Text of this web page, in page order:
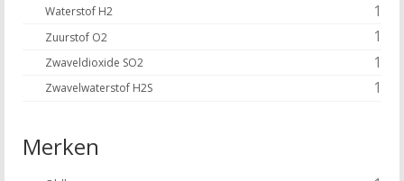
Waterstof H2 1
Zuurstof O2 1
Zwaveldioxide SO2 1
Zwavelwaterstof H2S 1
Merken